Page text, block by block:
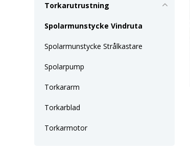
Torkarutrustning
Spolarmunstycke Vindruta
Spolarmunstycke Strålkastare
Spolarpump
Torkararm
Torkarblad
Torkarmotor